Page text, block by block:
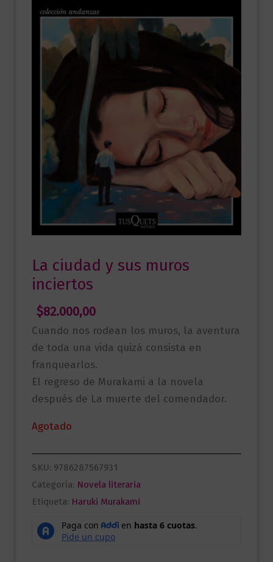
La ciudad y sus muros
inciertos
$82.000,00
Cuando nos rodean los muros, la aventura
de toda una vida quizá consista en
franquearlos.
El regreso de Murakami a la novela
después de La muerte del comendador.
Agotado
SKU: 9786287567931
Categoría: Novela literaria
Etiqueta: Haruki Murakami